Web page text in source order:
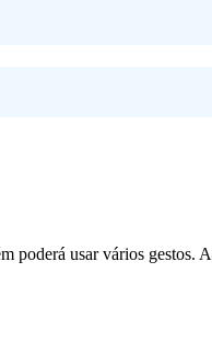
usar vários gestos.